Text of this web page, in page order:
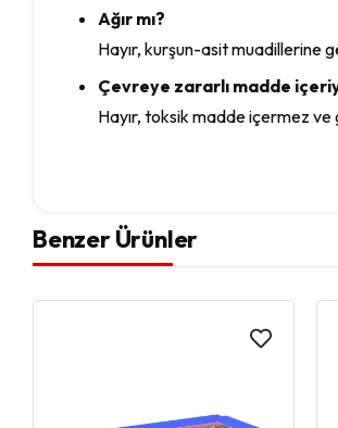
Ağır mı?
Hayır, kurşun-asit muadillerine
Çevreye zararlı madde
Hayır, toksik madde içermez ve
Benzer Ürünler